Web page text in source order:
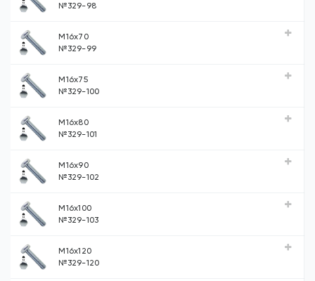
№329-98
М16х70
№329-99
М16х75
№329-100
М16х80
№329-101
М16х90
№329-102
М16х100
№329-103
М16х120
№329-120